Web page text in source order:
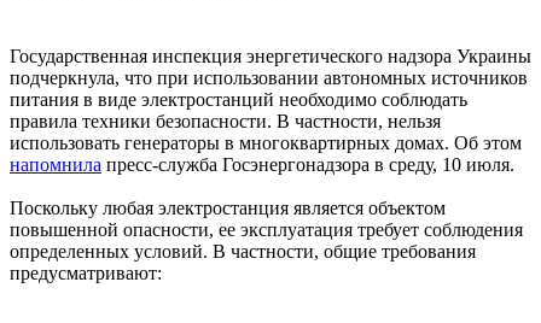
Государственная инспекция энергетического надзора Украины
подчеркнула, что при использовании автономных источников
питания в виде электростанций необходимо соблюдать
правила техники безопасности. В частности, нельзя
использовать генераторы в многоквартирных домах. Об этом
напомнила пресс-служба Госэнергонадзора в среду, 10 июля.
Поскольку любая электростанция является объектом
повышенной опасности, ее эксплуатация требует соблюдения
определенных условий. В частности, общие требования
предусматривают: